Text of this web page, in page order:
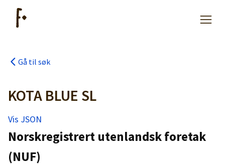
Kjøpe lister
Gå til søk
KOTA BLUE SL
Vis JSON
Norskregistrert utenlandsk foretak
(NUF)